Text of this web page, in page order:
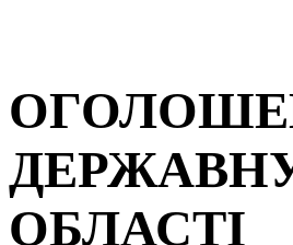
ОБЛАСТІ